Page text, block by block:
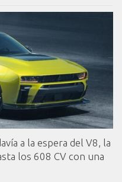
a la espera del V8, la
los 608 CV con una